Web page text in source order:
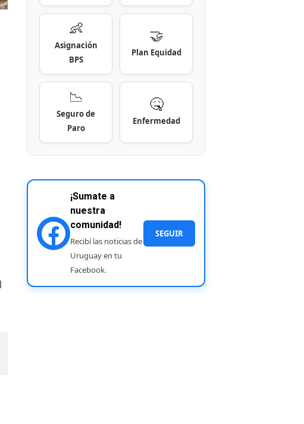
👶
Asignación
BPS
🤝
Plan Equidad
📉
Seguro de
Paro
🤒
Enfermedad
¡Sumate a
nuestra
comunidad!
Recibí las noticias de
Uruguay en tu
Facebook.
SEGUIR